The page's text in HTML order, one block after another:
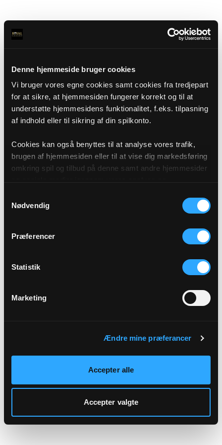
Denne hjemmeside bruger cookies
Vi bruger vores egne cookies samt cookies fra tredjepart
for at sikre, at hjemmesiden fungerer korrekt og til at
understøtte hjemmesidens funktionalitet, f.eks. tilpasning
af indhold eller til sikring af din spilkonto.
Cookies kan også benyttes til at analyse vores trafik,
brugen af hjemmesiden eller til at vise dig markedsføring
omkring spil og tilbud på denne samt andre hjemmesider
af cookies under "Detaljer" eller ved at klikke videre til
vores Cookiepolitik, som du finder i bunden af vores
Nødvendig
Præferencer
Statistik
Marketing
Ændre mine præferancer
Accepter alle
Accepter valgte